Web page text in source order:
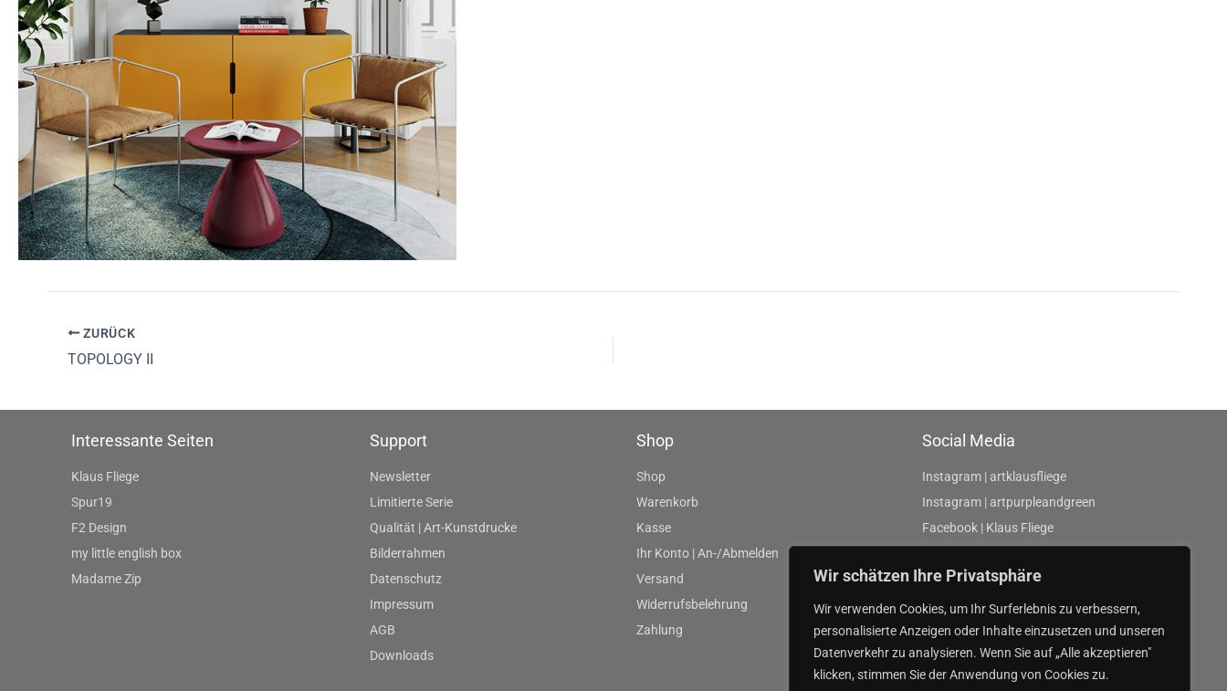
Wir schätzen Ihre Privatsphäre
Wir verwenden Cookies, um Ihr Surferlebnis zu verbessern,
personalisierte Anzeigen oder Inhalte einzusetzen und unseren
Datenverkehr zu analysieren. Wenn Sie auf „Alle akzeptieren"
klicken, stimmen Sie der Anwendung von Cookies zu.
ZURÜCK
TOPOLOGY II
Interessante Seiten
Klaus Fliege
Spur19
F2 Design
my little english box
Madame Zip
Support
Newsletter
Limitierte Serie
Qualität | Art-Kunstdrucke
Bilderrahmen
Datenschutz
Impressum
AGB
Downloads
Shop
Shop
Warenkorb
Kasse
Ihr Konto | An-/Abmelden
Versand
Widerrufsbelehrung
Zahlung
Social Media
Instagram | artklausfliege
Instagram | artpurpleandgreen
Facebook | Klaus Fliege